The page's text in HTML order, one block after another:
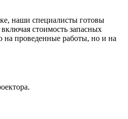
наши специалисты готовы
стоимость запасных
на проведенные работы, но и на